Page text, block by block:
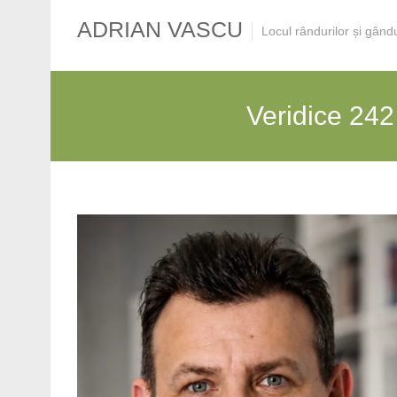
ADRIAN VASCU Locul rândurilor și
Veridice